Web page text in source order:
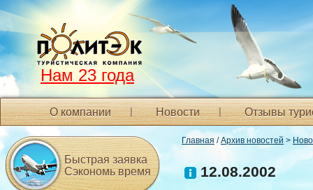
Нам 23 года
О компании Новости Отзывы
Главная /Архив новостей >
12.08.2002
Быстрая заявка
Сэкономь время